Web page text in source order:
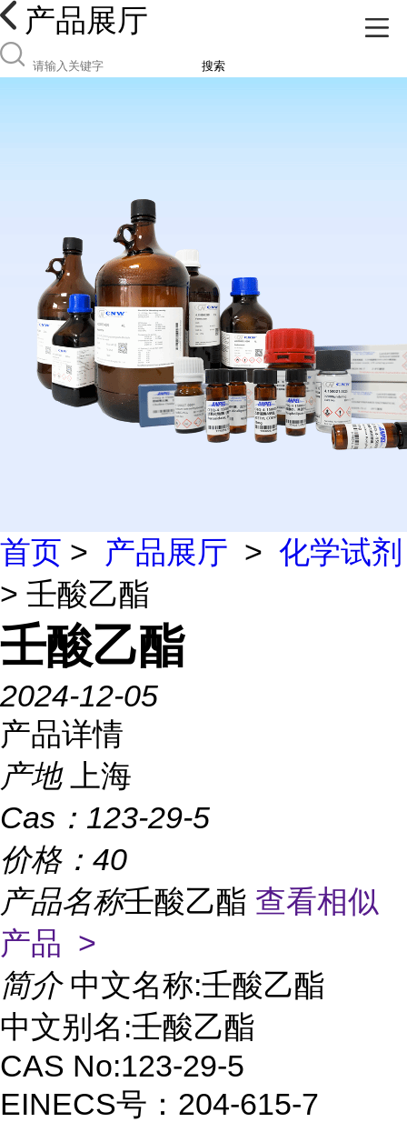
产品展厅
搜索
首页 > 产品展厅 > 化学试剂
> 壬酸乙酯
壬酸乙酯
2024-12-05
产品详情
产地
上海
Cas： 123-29-5
价格： 40
产品名称壬酸乙酯 查看相似
产品 >
简介 中文名称:壬酸乙酯
中文别名:壬酸乙酯
CAS No:123-29-5
EINECS号：204-615-7